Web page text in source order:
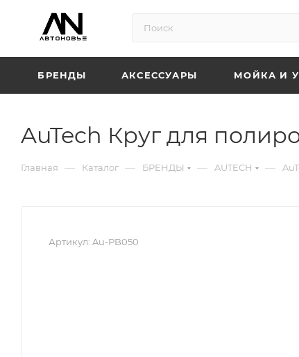
БРЕНДЫ АКСЕССУАРЫ МОЙКА И
AuTech Круг для
Главная — Каталог — БРЕНДЫ — AUTECH —
Артикул: Au-PB050